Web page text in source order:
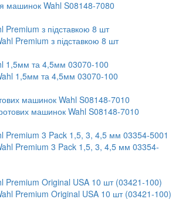
Premium з підставкою 8 шт
1,5мм та 4,5мм 03070-100
машинок Wahl S08148-7010
Premium 3 Pack 1,5, 3, 4,5 мм 03354-5001
Premium Original USA 10 шт (03421-100)